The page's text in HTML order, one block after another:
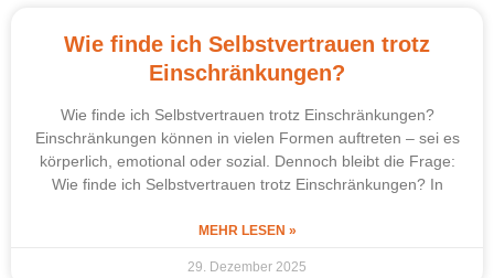
Wie finde ich Selbstvertrauen trotz
Einschränkungen?
Wie finde ich Selbstvertrauen trotz Einschränkungen?
Einschränkungen können in vielen Formen auftreten – sei es
körperlich, emotional oder sozial. Dennoch bleibt die Frage:
Wie finde ich Selbstvertrauen trotz Einschränkungen? In
MEHR LESEN »
29. Dezember 2025